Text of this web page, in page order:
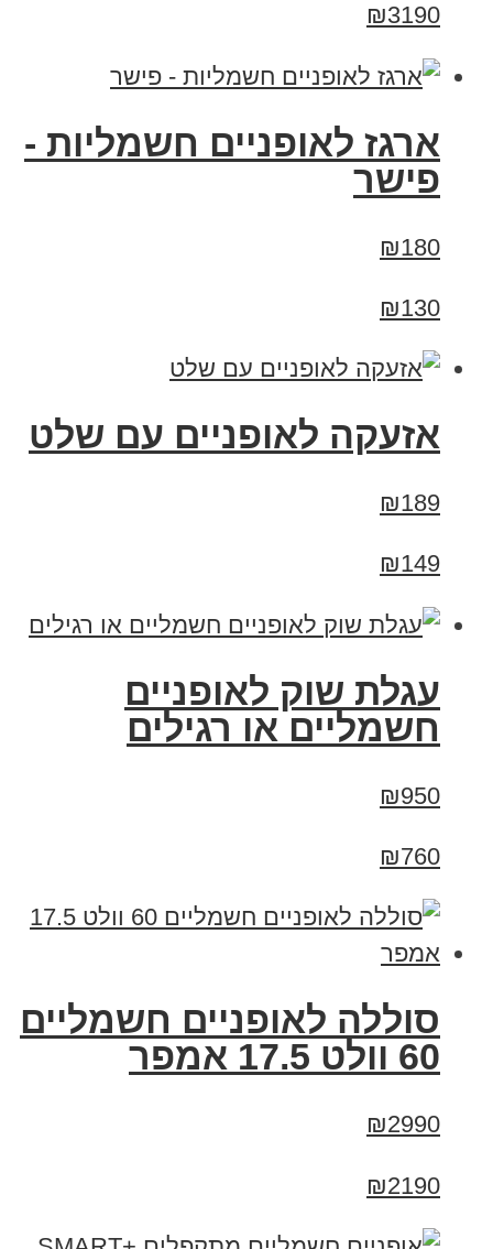
₪3190
ארגז לאופניים חשמליות -
פישר
₪180
₪130
אזעקה לאופניים עם שלט
₪189
₪149
עגלת שוק לאופניים
חשמליים או רגילים
₪950
₪760
סוללה לאופניים חשמליים
60 וולט 17.5 אמפר
₪2990
₪2190